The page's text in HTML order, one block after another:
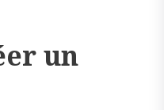
un